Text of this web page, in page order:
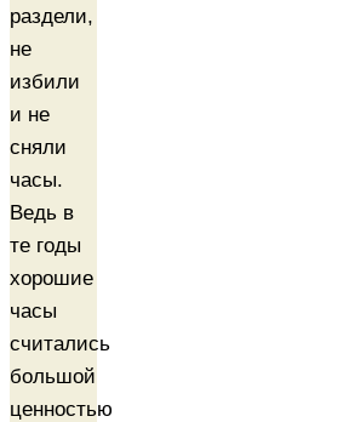
раздели,
не
избили
и не
сняли
часы.
Ведь в
те годы
хорошие
часы
считались
большой
ценностью